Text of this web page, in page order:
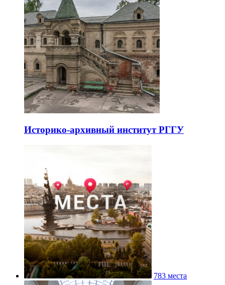
Историко-архивный институт РГГУ
783 места